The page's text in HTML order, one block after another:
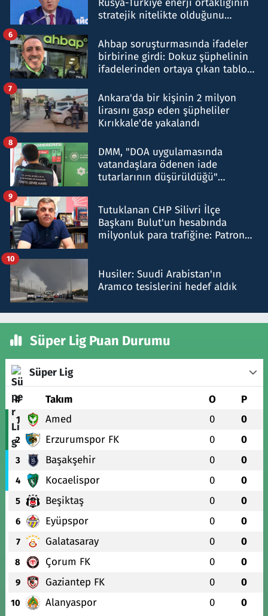
stratejik nitelikte olduğunu
Ahbap soruşturmasında ifadeler
birbirine girdi: Dokuz şüphelinin
ifadelerinden ortaya çıkan tablo
6
Ankara'da bir kişinin 2 milyon
lirasını gasp eden şüpheliler
Kırıkkale'de yakalandı
7
DMM, "DOA uygulamasında
vatandaşlara ödenen iade
tutarlarının düşürüldüğü"
8
Tutuklanan CHP Silivri İlçe
Başkanı Bulut'un hesabında
milyonluk para trafiğine: Patron
9
Husiler: Suudi Arabistan'ın
Aramco tesislerini hedef aldık
10
Süper Lig Puan Durumu
Süper Lig
# Takım O P
1 Amed 0 0
2 Erzurumspor FK 0 0
3 Başakşehir 0 0
4 Kocaelispor 0 0
5 Beşiktaş 0 0
6 Eyüpspor 0 0
7 Galatasaray 0 0
8 Çorum FK 0 0
9 Gaziantep FK 0 0
10 Alanyaspor 0 0